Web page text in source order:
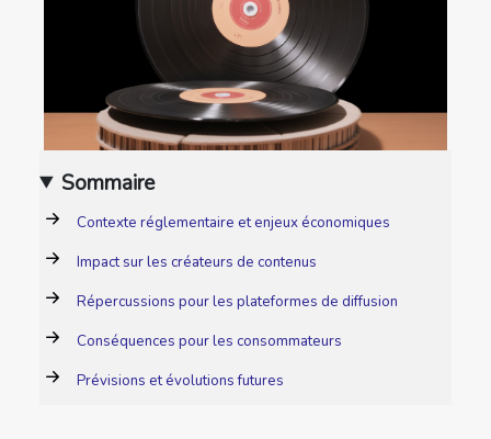
Sommaire
Contexte réglementaire et enjeux économiques
Impact sur les créateurs de contenus
Répercussions pour les plateformes de diffusion
Conséquences pour les consommateurs
Prévisions et évolutions futures